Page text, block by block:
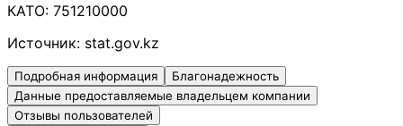
КАТО: 751210000
Источник: stat.gov.kz
Подробная информация
Благонадежность
Данные предоставляемые владельцем компании
Отзывы пользователей